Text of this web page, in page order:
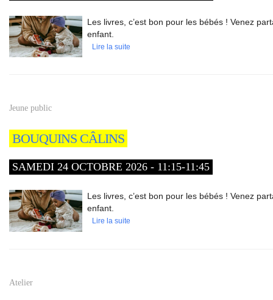
Les livres, c’est bon pour les bébés ! Venez
enfant.
Lire la suite
Jeune public
BOUQUINS CÂLINS
SAMEDI 24 OCTOBRE 2026 - 11:15-11:45
Les livres, c’est bon pour les bébés ! Venez
enfant.
Lire la suite
Atelier